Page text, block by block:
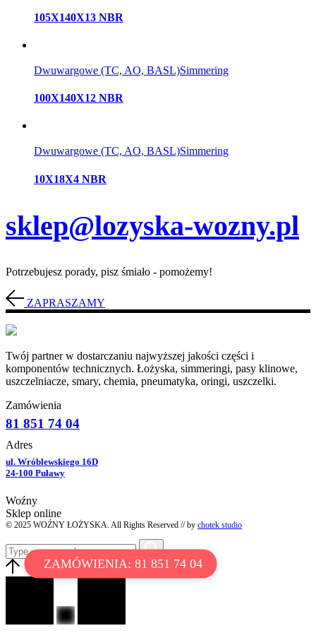
ZAMÓWIENIA: 81 851 74 04
105X140X13 NBR
Dwuwargowe (TC, AO, BASL)Simmering
100X140X12 NBR
Dwuwargowe (TC, AO, BASL)Simmering
10X18X4 NBR
sklep@lozyska-wozny.pl
Potrzebujesz porady, pisz śmiało - pomożemy!
ZAPRASZAMY
Twój partner w dostarczaniu najwyższej jakości części i
komponentów technicznych. Łożyska, simmeringi, pasy klinowe,
uszczelniacze, smary, chemia, pneumatyka, oringi, uszczelki.
Zamówienia
81 851 74 04
Adres
ul. Wróblewskiego 16D
24-100 Puławy
Woźny
Sklep online
© 2025 WOŹNY ŁOŻYSKA. All Rights Reserved // by chotek studio